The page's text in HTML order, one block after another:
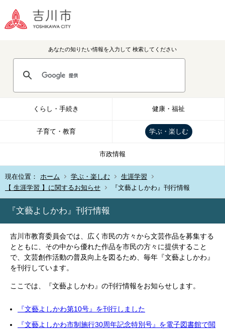
あなたの知りたい情報を入力して 検索してください
くらし・手続き 健康・福祉
子育て・教育 学ぶ・楽しむ
市政情報
現在位置： ホーム 学ぶ・楽しむ
生涯学習
【 生涯学習 】に関するお知らせ
『文藝よしかわ』刊行情報
『文藝よしかわ』刊行情報
吉川市教育委員会では、広く市民の方々から文芸作品を募集する
とともに、その中から優れた作品を市民の方々に提供すること
で、文芸創作活動の普及向上を図るため、毎年『文藝よしかわ』
を刊行しています。
ここでは、『文藝よしかわ』の刊行情報をお知らせします。
『文藝よしかわ第10号』を刊行しました
『文藝よしかわ市制施行30周年記念特別号』を電子図書館で閲